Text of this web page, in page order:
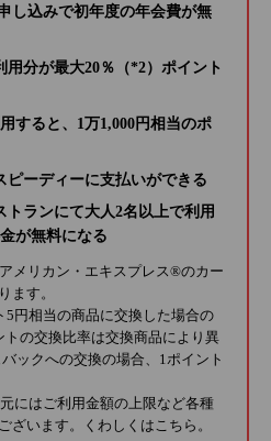
し込みで初年度の年会費が無
分が最大20％（*2）ポイント
すると、1万1,000円相当のポ
ピーディーに支払いができる
トランにて大人2名以上で利用
が無料になる
メリカン・エキスプレス®のカー
ます。
5円相当の商品に交換した場合の
トの交換比率は交換商品により異
ックへの交換の場合、1ポイント
にはご利用金額の上限など各種
ざいます。くわしくはこちら 。